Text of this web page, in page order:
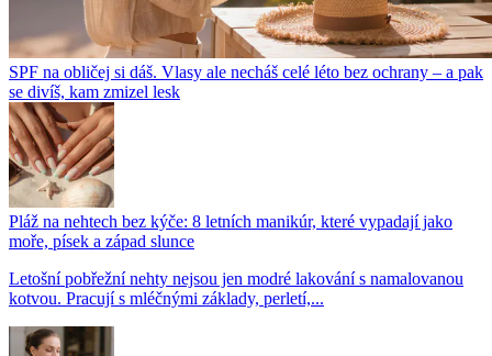
SPF na obličej si dáš. Vlasy ale necháš celé léto bez ochrany – a pak
se divíš, kam zmizel lesk
Pláž na nehtech bez kýče: 8 letních manikúr, které vypadají jako
moře, písek a západ slunce
Letošní pobřežní nehty nejsou jen modré lakování s namalovanou
kotvou. Pracují s mléčnými základy, perletí,...